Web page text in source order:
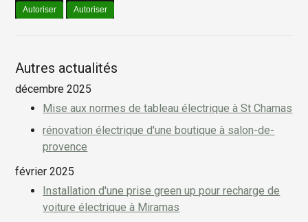
Autoriser
Autoriser
Autres actualités
décembre 2025
Mise aux normes de tableau électrique à St Chamas
rénovation électrique d'une boutique à salon-de-
provence
février 2025
Installation d'une prise green up pour recharge de
voiture électrique à Miramas